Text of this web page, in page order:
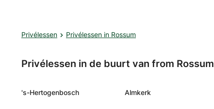
Privélessen Privélessen in Rossum
Privélessen in de buurt van from Rossum
's-Hertogenbosch Almkerk